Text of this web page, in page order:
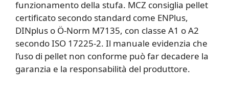
funzionamento della stufa. MCZ consiglia pellet
certificato secondo standard come ENPlus,
DINplus o Ö-Norm M7135, con classe A1 o A2
secondo ISO 17225-2. Il manuale evidenzia che
l’uso di pellet non conforme può far decadere la
garanzia e la responsabilità del produttore.